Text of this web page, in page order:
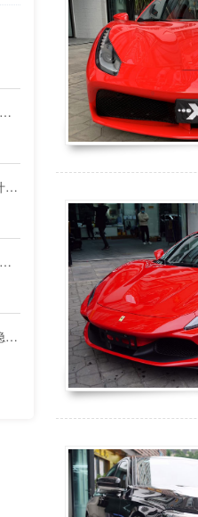
成都XPEL：汽车膜怎么贴才能更好的阻挡太阳热量呢？
成都车身贴膜：究竟贴漆面保护膜有什么没有好处呢？
成都XPEL：汽车贴膜时拥有质保的重要性
成都车身贴膜：汽车为什么一定要贴隐形车衣？